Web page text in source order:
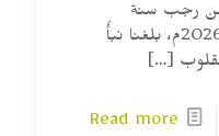
من رجب سنة
1447هـ المصادف 16/يناير 2026م، بلغنا نبأٌ
[…]
Read more